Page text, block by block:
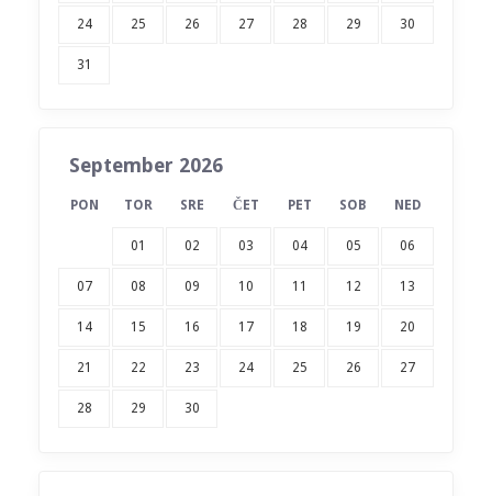
24 25 26 27 28 29 30
31
September 2026
PON TOR SRE ČET PET SOB NED
01 02 03 04 05 06
07 08 09 10 11 12 13
14 15 16 17 18 19 20
21 22 23 24 25 26 27
28 29 30